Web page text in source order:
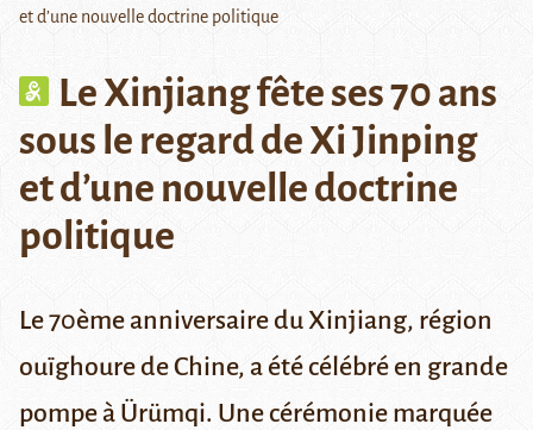
et d’une nouvelle doctrine politique
Le Xinjiang fête ses 70 ans
sous le regard de Xi Jinping
et d’une nouvelle doctrine
politique
Le 70ème anniversaire du Xinjiang, région
ouïghoure de Chine, a été célébré en grande
pompe à Ürümqi. Une cérémonie marquée